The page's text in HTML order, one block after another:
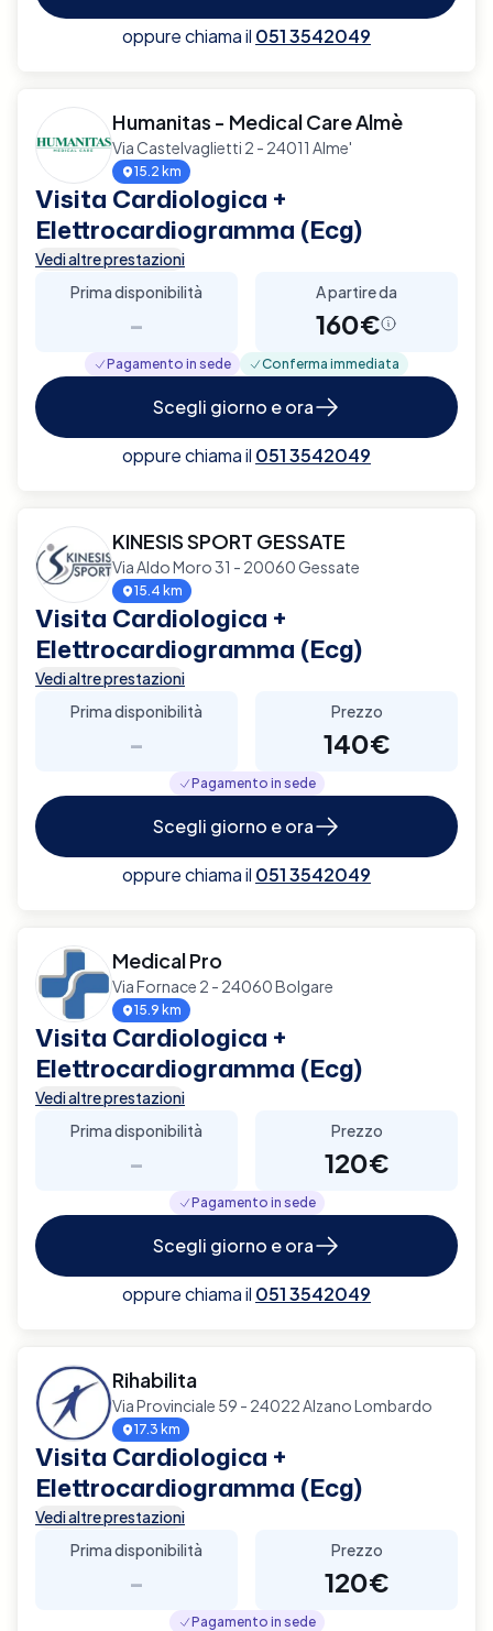
oppure chiama il 051 3542049
Humanitas - Medical Care Almè
Via Castelvaglietti 2 - 24011 Alme'
15.2 km
Visita Cardiologica +
Elettrocardiogramma (Ecg)
Vedi altre prestazioni
Prima disponibilità
-
A partire da
160€
Pagamento in sede Conferma immediata
Scegli giorno e ora
oppure chiama il 051 3542049
KINESIS SPORT GESSATE
Via Aldo Moro 31 - 20060 Gessate
15.4 km
Visita Cardiologica +
Elettrocardiogramma (Ecg)
Vedi altre prestazioni
Prima disponibilità
-
Prezzo
140€
Pagamento in sede
Scegli giorno e ora
oppure chiama il 051 3542049
Medical Pro
Via Fornace 2 - 24060 Bolgare
15.9 km
Visita Cardiologica +
Elettrocardiogramma (Ecg)
Vedi altre prestazioni
Prima disponibilità
-
Prezzo
120€
Pagamento in sede
Scegli giorno e ora
oppure chiama il 051 3542049
Rihabilita
Via Provinciale 59 - 24022 Alzano Lombardo
17.3 km
Visita Cardiologica +
Elettrocardiogramma (Ecg)
Vedi altre prestazioni
Prima disponibilità
-
Prezzo
120€
Pagamento in sede